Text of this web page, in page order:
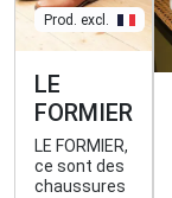
Prod. excl.
LE
FORMIER
LE FORMIER,
ce sont des
chaussures